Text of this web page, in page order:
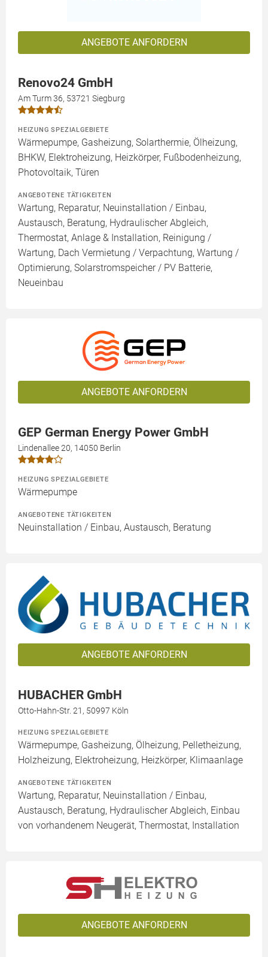
ANGEBOTE ANFORDERN
Renovo24 GmbH
Am Turm 36, 53721 Siegburg
HEIZUNG SPEZIALGEBIETE
Wärmepumpe, Gasheizung, Solarthermie, Ölheizung,
BHKW, Elektroheizung, Heizkörper, Fußbodenheizung,
Photovoltaik, Türen
ANGEBOTENE TÄTIGKEITEN
Wartung, Reparatur, Neuinstallation / Einbau,
Austausch, Beratung, Hydraulischer Abgleich,
Thermostat, Anlage & Installation, Reinigung /
Wartung, Dach Vermietung / Verpachtung, Wartung /
Optimierung, Solarstromspeicher / PV Batterie,
Neueinbau
ANGEBOTE ANFORDERN
GEP German Energy Power GmbH
Lindenallee 20, 14050 Berlin
HEIZUNG SPEZIALGEBIETE
Wärmepumpe
ANGEBOTENE TÄTIGKEITEN
Neuinstallation / Einbau, Austausch, Beratung
ANGEBOTE ANFORDERN
HUBACHER GmbH
Otto-Hahn-Str. 21, 50997 Köln
HEIZUNG SPEZIALGEBIETE
Wärmepumpe, Gasheizung, Ölheizung, Pelletheizung,
Holzheizung, Elektroheizung, Heizkörper, Klimaanlage
ANGEBOTENE TÄTIGKEITEN
Wartung, Reparatur, Neuinstallation / Einbau,
Austausch, Beratung, Hydraulischer Abgleich, Einbau
von vorhandenem Neugerät, Thermostat, Installation
ANGEBOTE ANFORDERN